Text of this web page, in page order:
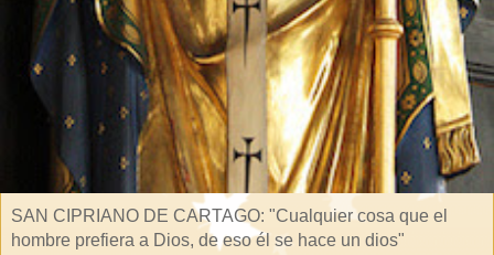
SAN CIPRIANO DE CARTAGO: "Cualquier cosa que el
hombre prefiera a Dios, de eso él se hace un dios"